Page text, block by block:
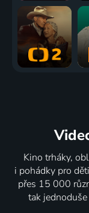
Kino trháky,
i pohádky pro
přes 15 000
tak